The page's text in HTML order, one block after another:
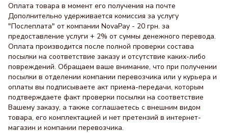
Оплата товара в момент его получения на почте
Дополнительно удерживается комиссия за услугу
"Послеплата" от компании NovaPay - 20 грн. за
предоставление услуги + 2% от суммы денежного перевода.
Оплата производится после полной проверки состава
посылки на соответствие заказу и отсутствие каких-либо
повреждений. Обращаем ваше внимание, что при получении
посылки в отделении компании перевозчика или у курьера и
оплаты вы подписываете акт приема-передачи, которым
подтверждаете факт проверки посылки на соответствие
Вашему заказу, а также соглашаетесь с внешним видом
товара, его комплектацией и нет претензий в интернет-
магазин и компании перевозчика.